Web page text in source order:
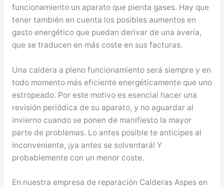
funcionamiento un aparato que pierda gases. Hay que
tener también en cuenta los posibles aumentos en
gasto energético que puedan derivar de una avería,
que se traducen en más coste en sus facturas.
Una caldera a pleno funcionamiento será siempre y en
todo momento más eficiente energéticamente que uno
estropeado. Por este motivo es esencial hacer una
revisión periódica de su aparato, y no aguardar al
invierno cuando se ponen de manifiesto la mayor
parte de problemas. Lo antes posible te anticipes al
inconveniente, ¡ya antes se solventará! Y
probablemente con un menor coste.
En nuestra empresa de reparación Calderas Aspes en